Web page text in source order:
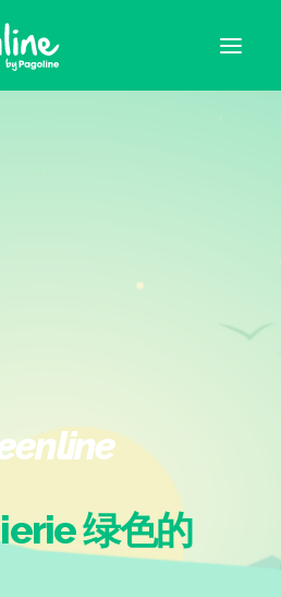
绿色的